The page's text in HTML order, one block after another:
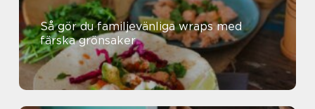
Så gör du familjevänliga wraps med
färska grönsaker